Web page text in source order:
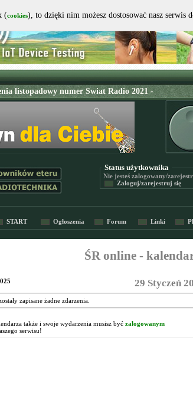
Status użytkownika
Nie jesteś zalogowany/
Zaloguj/zarejestruj się
START Ogłoszenia Forum Linki
ŚR online -
29 Styczeń
zapisane żadne zdarzenia.
także i swoje wydarzenia musisz być zalogowanym
serwisu!
(cookies), to dzięki nim możesz dostosować nasz serwis